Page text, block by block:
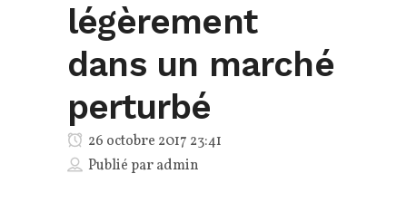
légèrement
dans un marché
perturbé
26 octobre 2017 23:41
Publié paradmin